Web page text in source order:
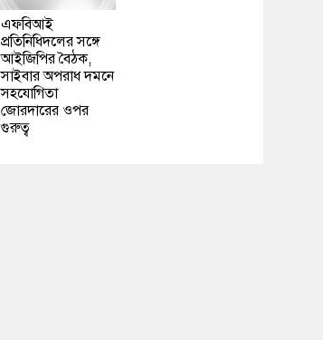
এফবিআই
প্রতিনিধিদলের সঙ্গে
আইজিপির বৈঠক,
সাইবার অপরাধ দমনে
সহযোগিতা
জোরদারের ওপর
গুরুত্ব